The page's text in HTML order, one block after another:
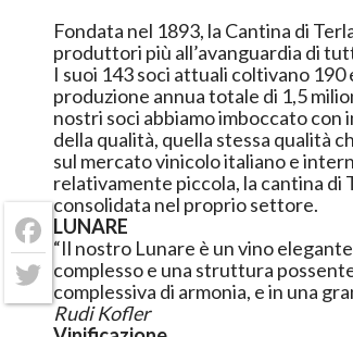
Fondata nel 1893, la Cantina di
produttori più all’avanguardia di
I suoi 143 soci attuali coltivano
produzione annua totale di 1,5
nostri soci abbiamo imboccato con
della qualità, quella stessa qualità
sul mercato vinicolo italiano e
relativamente piccola, la cantina di
consolidata nel proprio settore.
LUNARE
“Il nostro Lunare è unvino
complesso e una struttura
complessiva di armonia, e in una
Rudi Kofler
Facebook
Twitter